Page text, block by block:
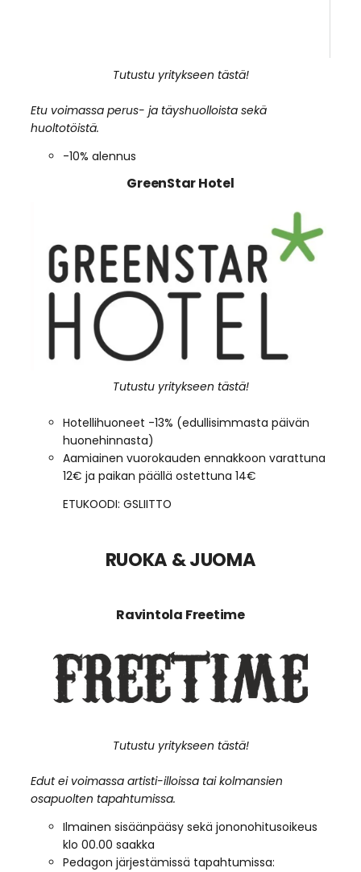
Tutustu yritykseen tästä!
Etu voimassa perus- ja täyshuolloista sekä
huoltotöistä.
-10% alennus
GreenStar Hotel
Tutustu yritykseen tästä!
Hotellihuoneet -13% (edullisimmasta päivän
huonehinnasta)
Aamiainen vuorokauden ennakkoon varattuna
12€ ja paikan päällä ostettuna 14€
ETUKOODI: GSLIITTO
RUOKA & JUOMA
Ravintola Freetime
Tutustu yritykseen tästä!
Edut ei voimassa artisti-illoissa tai kolmansien
osapuolten tapahtumissa.
Ilmainen sisäänpääsy sekä jononohitusoikeus
klo 00.00 saakka
Pedagon järjestämissä tapahtumissa: